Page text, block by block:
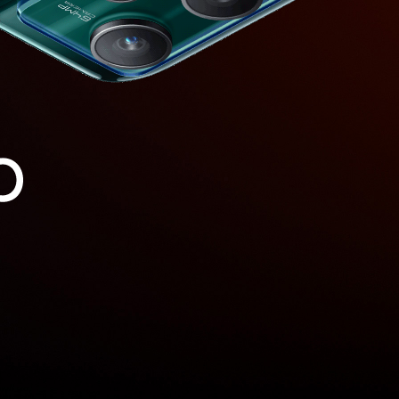
realme Buds Air 5 Pro